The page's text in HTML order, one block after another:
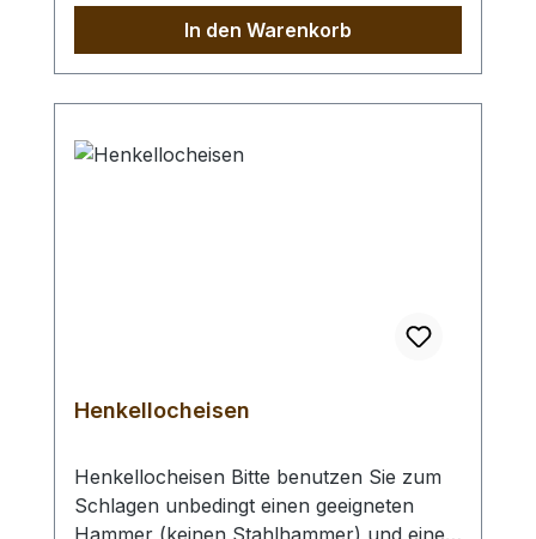
Druckknopf - Einsetzwerkzeug (gross)
zur Befestigung des Druckknopfunterteils.
Für das Einsetzen in (sehr) dünne Leder
zum Unterlegen.
In den Warenkorb
Henkellocheisen
Henkellocheisen Bitte benutzen Sie zum
Schlagen unbedingt einen geeigneten